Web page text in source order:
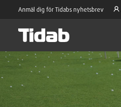
Anmäl dig för Tidabs nyhetsbrev